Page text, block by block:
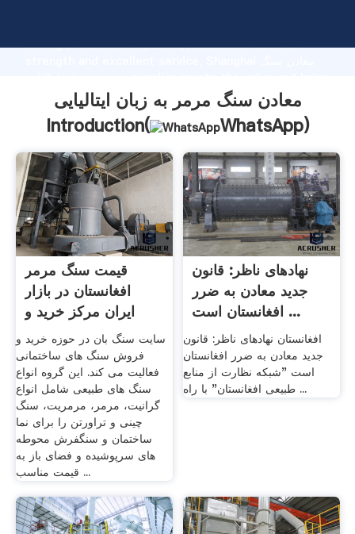
strong production capability, advanced research
values to all of customers.
معادن سنگ مرمر به زبان ایتالیایی
Introduction(
WhatsApp)
قیمت سنگ مرمر
افغانستان در بازار
ایران مرکز خريد و
سایت سنگ بان در حوزه خرید و
فروش سنگ های ساختمانی
فعالیت می کند. این گروه انواع
سنگ های طبیعی شامل انواع
گرانیت، مرمر، مرمریت، سنگ
چینی و تراورتن را برای نما
ساختمان و سنگفرش محوطه
های سرپوشیده و فضای باز به
قیمت مناسب ...
نهادهای ناظر: قانون
جدید معادن به ضرر
افغانستان است ...
افغانستان نهادهای ناظر: قانون
جدید معادن به ضرر افغانستان
است "شبکه نظارت از منابع
طبیعی افغانستان" با راه ...